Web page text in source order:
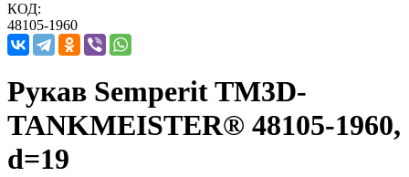
КОД:
48105-1960
Рукав Semperit TM3D-
TANKMEISTER® 48105-1960,
d=19